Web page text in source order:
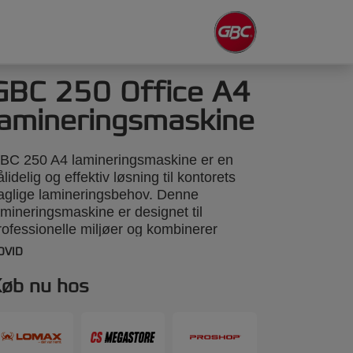
250 Office A4
250 A4 lamineringsmaskine er en
og effektiv løsning til kontorets
lamineringsbehov. Denne
er designet til
miljøer og kombinerer
med brugervenlighed. Med en
den et 75-micron A4-ark på bare
tilbyder tre indstillinger for
nu hos